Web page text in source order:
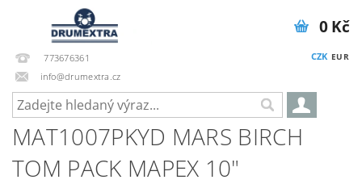
773676361
info@drumextra.cz
CZK EUR
0 Kč
MAT1007PKYD MARS BIRCH
TOM PACK MAPEX 10"